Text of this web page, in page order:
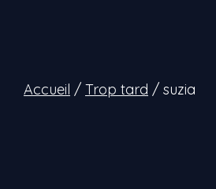
Accueil / Trop tard / suzia